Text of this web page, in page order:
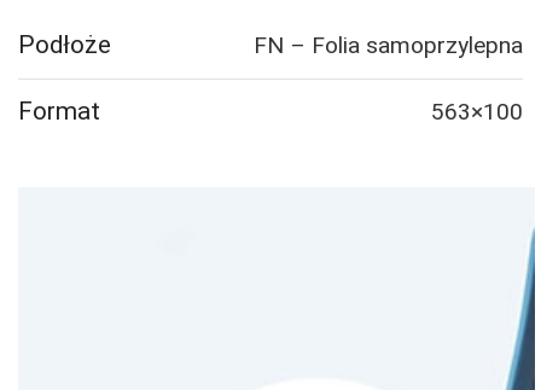
naklejek
Podłoże FN – Folia samoprzylepna
Format 563×100